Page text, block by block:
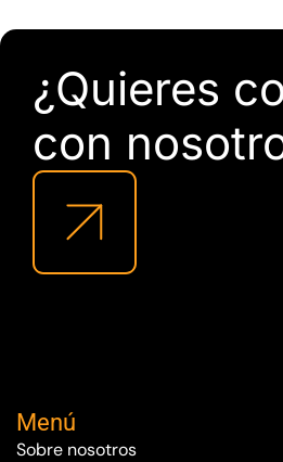
¿Quieres
con
Menú
Sobre nosotros